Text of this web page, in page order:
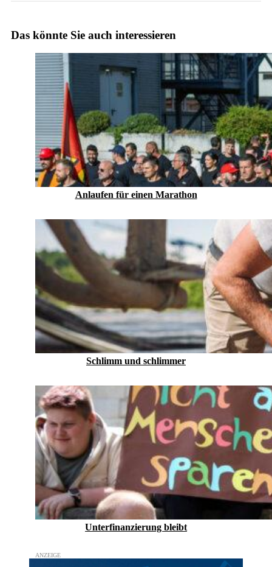
Das könnte Sie auch interessieren
Anlaufen für einen Marathon
Schlimm und schlimmer
Unterfinanzierung bleibt